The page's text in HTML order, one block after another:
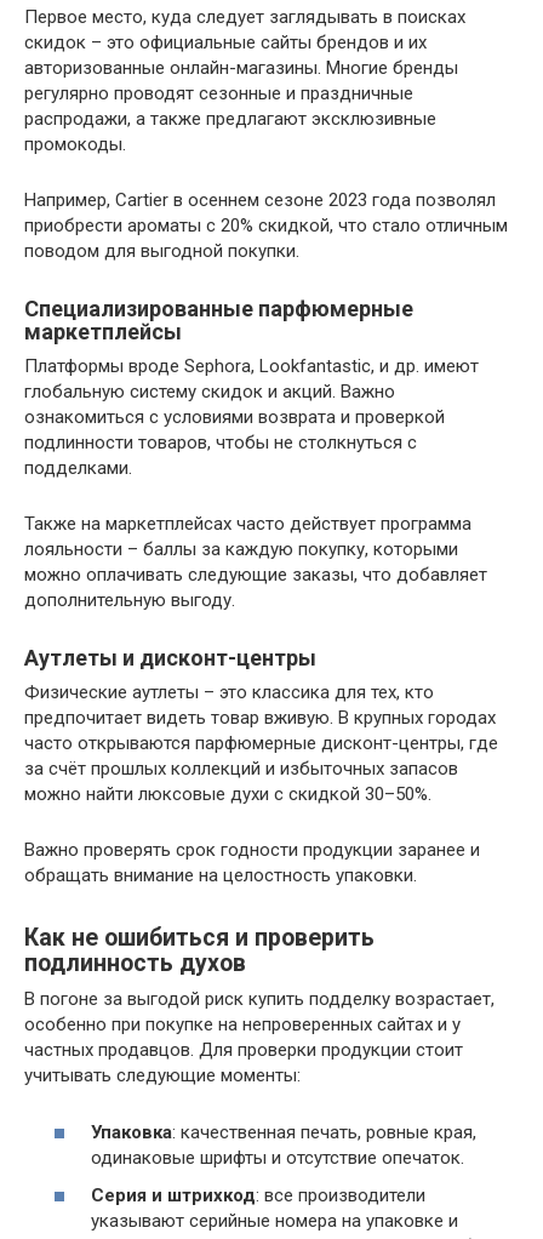
Первое место, куда следует заглядывать в поисках
скидок – это официальные сайты брендов и их
авторизованные онлайн-магазины. Многие бренды
регулярно проводят сезонные и праздничные
распродажи, а также предлагают эксклюзивные
промокоды.
Например, Cartier в осеннем сезоне 2023 года позволял
приобрести ароматы с 20% скидкой, что стало отличным
поводом для выгодной покупки.
Специализированные парфюмерные
маркетплейсы
Платформы вроде Sephora, Lookfantastic, и др. имеют
глобальную систему скидок и акций. Важно
ознакомиться с условиями возврата и проверкой
подлинности товаров, чтобы не столкнуться с
подделками.
Также на маркетплейсах часто действует программа
лояльности – баллы за каждую покупку, которыми
можно оплачивать следующие заказы, что добавляет
дополнительную выгоду.
Аутлеты и дисконт-центры
Физические аутлеты – это классика для тех, кто
предпочитает видеть товар вживую. В крупных городах
часто открываются парфюмерные дисконт-центры, где
за счёт прошлых коллекций и избыточных запасов
можно найти люксовые духи с скидкой 30–50%.
Важно проверять срок годности продукции заранее и
обращать внимание на целостность упаковки.
Как не ошибиться и проверить
подлинность духов
В погоне за выгодой риск купить подделку возрастает,
особенно при покупке на непроверенных сайтах и у
частных продавцов. Для проверки продукции стоит
учитывать следующие моменты:
Упаковка: качественная печать, ровные края,
одинаковые шрифты и отсутствие опечаток.
Серия и штрихкод: все производители
указывают серийные номера на упаковке и